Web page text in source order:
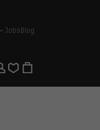
JobsBlog